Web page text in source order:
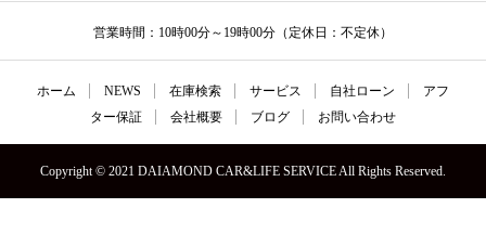
営業時間：10時00分～19時00分（定休日：不定休）
ホーム NEWS 在庫検索 サービス 自社ローン
アフ
ター保証
会社概要 ブログ お問い合わせ
Copyright © 2021 DAIAMOND CAR&LIFE SERVICE All Rights Reserved.